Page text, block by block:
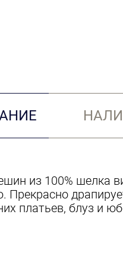
из 100% шелка
Прекрасно
платьев, блуз и